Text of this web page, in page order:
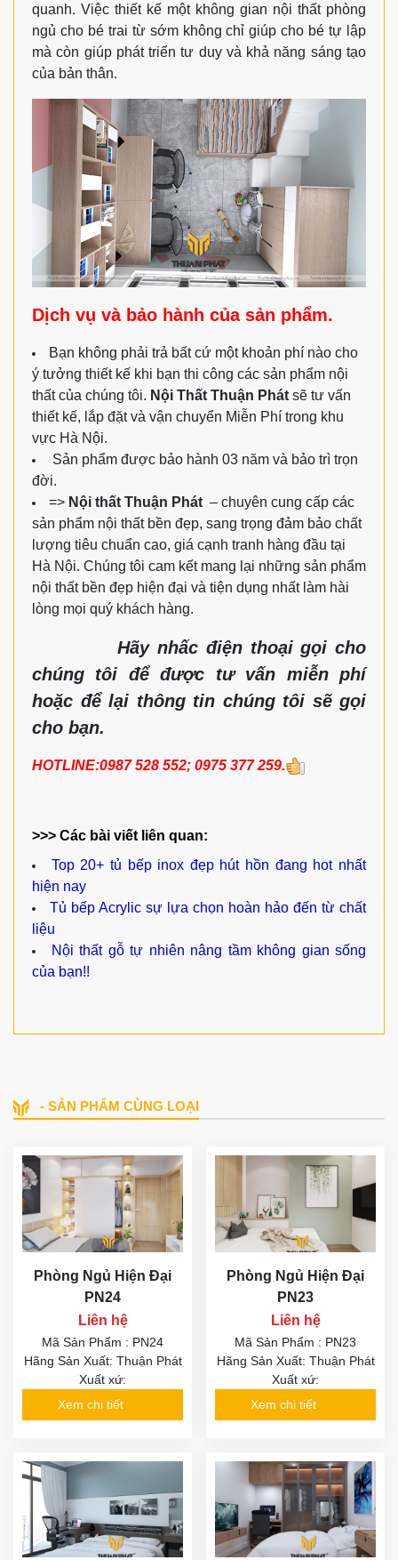
quanh. Việc thiết kế một không gian nội thất phòng
ngủ cho bé trai từ sớm không chỉ giúp cho bé tự lập
mà còn giúp phát triển tư duy và khả năng sáng tạo
của bản thân.
Dịch vụ và bảo hành của sản phẩm.
Bạn không phải trả bất cứ một khoản phí nào cho
ý tưởng thiết kế khi bạn thi công các sản phẩm nội
thất của chúng tôi. Nội Thất Thuận Phát sẽ tư vấn
thiết kế, lắp đặt và vận chuyển Miễn Phí trong khu
vực Hà Nội.
Sản phẩm được bảo hành 03 năm và bảo trì trọn
đời.
=> Nội thất Thuận Phát – chuyên cung cấp các
sản phẩm nội thất bền đẹp, sang trọng đảm bảo chất
lượng tiêu chuẩn cao, giá cạnh tranh hàng đầu tại
Hà Nội. Chúng tôi cam kết mang lại những sản phẩm
nội thất bền đẹp hiện đại và tiện dụng nhất làm hài
lòng mọi quý khách hàng.
Hãy nhấc điện thoại gọi cho
chúng tôi để được tư vấn miễn phí
hoặc để lại thông tin chúng tôi sẽ gọi
cho bạn.
HOTLINE:0987 528 552; 0975 377 259.
>>> Các bài viết liên quan:
Top 20+ tủ bếp inox đẹp hút hồn đang hot nhất
hiện nay
Tủ bếp Acrylic sự lựa chọn hoàn hảo đến từ chất
liệu
Nội thất gỗ tự nhiên nâng tầm không gian sống
của bạn!!
- SẢN PHẨM CÙNG LOẠI
Phòng Ngủ Hiện Đại
PN24
Liên hệ
Mã Sản Phẩm : PN24
Hãng Sản Xuất: Thuận Phát
Xuất xứ:
Xem chi tiết
Phòng Ngủ Hiện Đại
PN23
Liên hệ
Mã Sản Phẩm : PN23
Hãng Sản Xuất: Thuận Phát
Xuất xứ:
Xem chi tiết